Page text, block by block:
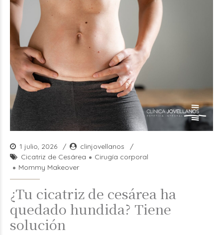
1 julio, 2026
clinjovellanos
Cicatriz de Cesárea
Cirugía corporal
Mommy Makeover
¿Tu cicatriz de cesárea ha
quedado hundida? Tiene
solución